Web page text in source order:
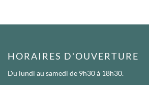
HORAIRES D'OUVERTURE
Du lundi au samedi de 9h30 à 18h30.